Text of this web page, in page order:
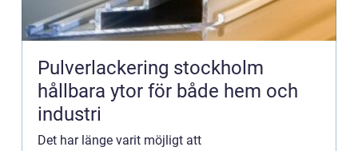
Pulverlackering stockholm
hållbara ytor för både hem och
industri
Det har länge varit möjligt att